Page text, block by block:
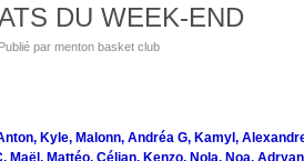
DU WEEK-END
Publié par menton basket club
Kyle, Malonn, Andréa G, Kamyl,
Maël, Mattéo, Célian, Kenzo, Nola, Noa,